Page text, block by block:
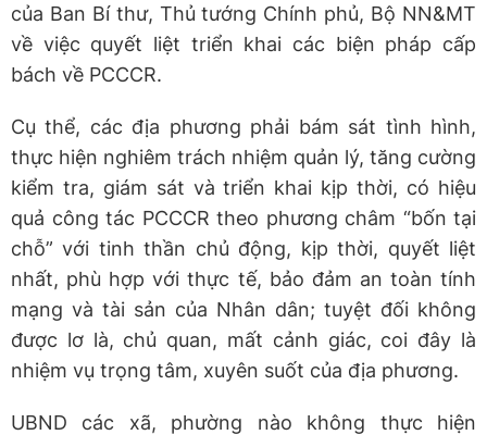
của Ban Bí thư, Thủ tướng Chính phủ, Bộ NN&MT
về việc quyết liệt triển khai các biện pháp cấp
bách về PCCCR.
Cụ thể, các địa phương phải bám sát tình hình,
thực hiện nghiêm trách nhiệm quản lý, tăng cường
kiểm tra, giám sát và triển khai kịp thời, có hiệu
quả công tác PCCCR theo phương châm “bốn tại
chỗ” với tinh thần chủ động, kịp thời, quyết liệt
nhất, phù hợp với thực tế, bảo đảm an toàn tính
mạng và tài sản của Nhân dân; tuyệt đối không
được lơ là, chủ quan, mất cảnh giác, coi đây là
nhiệm vụ trọng tâm, xuyên suốt của địa phương.
UBND các xã, phường nào không thực hiện